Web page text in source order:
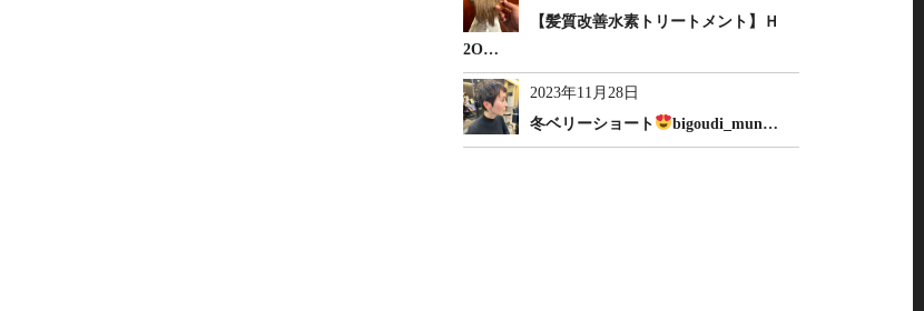
【髪質改善水素トリートメント】Ｈ
2O…
2023年11月28日
冬ベリーショート
bigoudi_mun…